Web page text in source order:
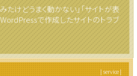
たけどうまく動かない」「サイトが表
で作成したサイトのトラブ
| service |